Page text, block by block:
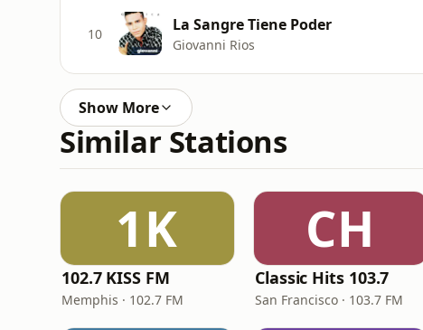
10 La Sangre Tiene Poder
Giovanni Rios
Show More
Similar Stations
1K
102.7 KISS FM
Memphis · 102.7 FM
CH
Classic Hits 103.7
San Francisco · 103.7 FM